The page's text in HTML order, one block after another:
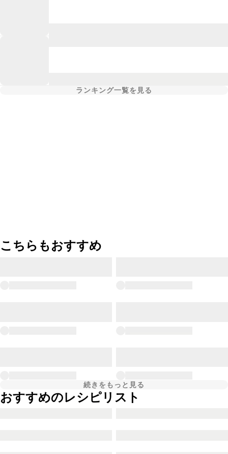
ランキング一覧を見る
こちらもおすすめ
続きをもっと見る
おすすめのレシピリスト